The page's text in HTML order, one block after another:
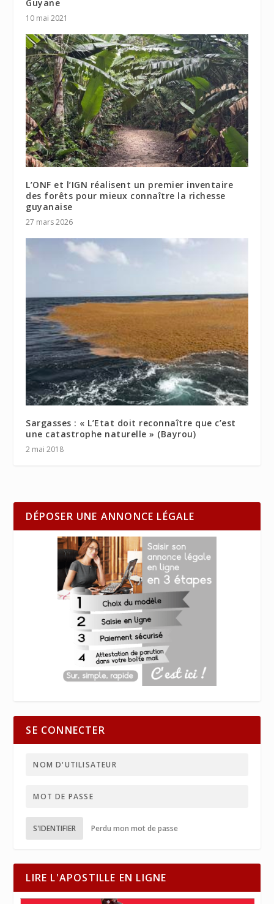
Guyane
10 mai 2021
L’ONF et l’IGN réalisent un premier inventaire
des forêts pour mieux connaître la richesse
guyanaise
27 mars 2026
Sargasses : « L’Etat doit reconnaître que c’est
une catastrophe naturelle » (Bayrou)
2 mai 2018
DÉPOSER UNE ANNONCE LÉGALE
SE CONNECTER
S'IDENTIFIER Perdu mon mot de passe
LIRE L'APOSTILLE EN LIGNE